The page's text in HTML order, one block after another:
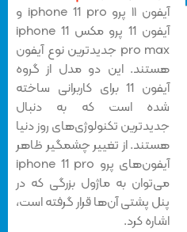
آیفون ۱۱ پرو iphone 11 pro و
آیفون 11 پرو مکس iphone 11
pro max جدیدترین نوع آیفون
هستند. این دو مدل از گروه
آیفون 11 برای کاربرانی ساخته
شده است که به دنبال
جدیدترین تکنولوژی‌های روز دنیا
هستند. از تغییر چشمگیر ظاهر
آیفون‌های پرو iphone 11 pro
می‌توان به ماژول بزرگی که در
پنل پشتی آن‌ها قرار گرفته است،
اشاره کرد.